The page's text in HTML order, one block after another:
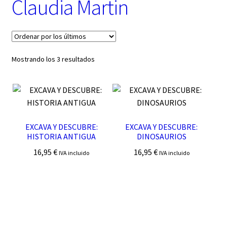
e
o
í
Claudia Martin
Mostrando los 3 resultadosOrdenado
últimos
EXCAVA Y DESCUBRE:
HISTORIA ANTIGUA
16,95€ IVA incluido
EXCAVA Y DESCUBRE:
DINOSAURIOS
16,95 € IVA incluido